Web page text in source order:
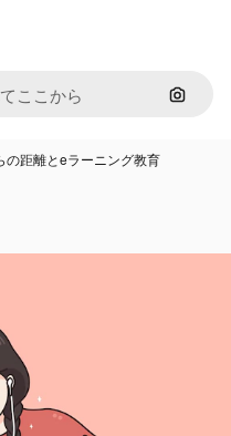
画像で
の距離とeラーニング教育